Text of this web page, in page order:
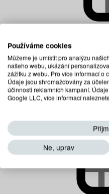
Dětské matrace
Používáme cookies
Můžeme je umístit pro analýzu
našeho webu, ukázání
zážitku z webu. Pro více informací o
Údaje jsou shromažďovány za
účinnosti reklamních kampaní.
Google LLC, více informací
Ne, uprav